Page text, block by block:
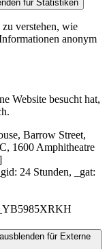
für Statistiken
verstehen, wie
anonym
Website besucht hat,
Barrow Street,
1600 Amphitheatre
24 Stunden, _gat:
für Externe